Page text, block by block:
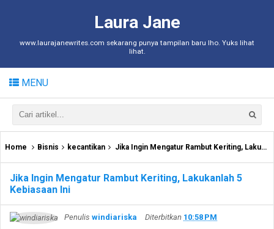
Laura Jane
www.laurajanewrites.com sekarang punya tampilan baru lho. Yuks lihat
lihat.
MENU
Home Bisnis kecantikan Jika Ingin Mengatur Rambut Keriting, Lakukanlah 5 Kebiasaan Ini
Jika Ingin Mengatur Rambut Keriting, Lakukanlah 5
Kebiasaan Ini
Penulis windiariska Diterbitkan 10:58 PM